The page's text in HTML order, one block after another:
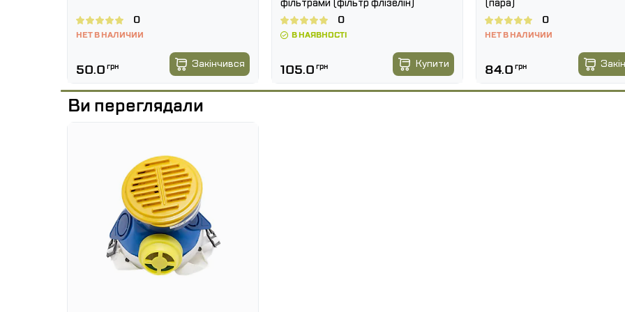
НЕТ В НАЛИЧИИ
0
50.0 грн Закінчився
фільтрами (фільтр флізелін)
В НАЯВНОСТІ
0
105.0 грн Купити
(пара)
НЕТ В НАЛИЧИИ
0
84.0 грн
Ви переглядали